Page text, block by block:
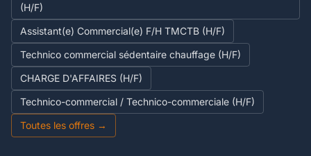
(H/F)
Assistant(e) Commercial(e) F/H TMCTB (H/F)
Technico commercial sédentaire chauffage (H/F)
CHARGE D'AFFAIRES (H/F)
Technico-commercial / Technico-commerciale (H/F)
Toutes les offres →